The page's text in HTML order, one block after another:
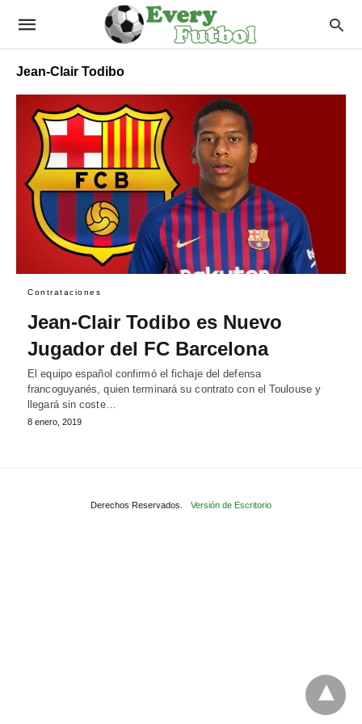
Jean-Clair Todibo
Contrataciones
Jean-Clair Todibo es Nuevo
Jugador del FC Barcelona
El equipo español confirmó el fichaje del defensa
francoguyanés, quien terminará su contrato con el Toulouse y
llegará sin coste…
8 enero, 2019
Derechos Reservados. Versión de Escritorio